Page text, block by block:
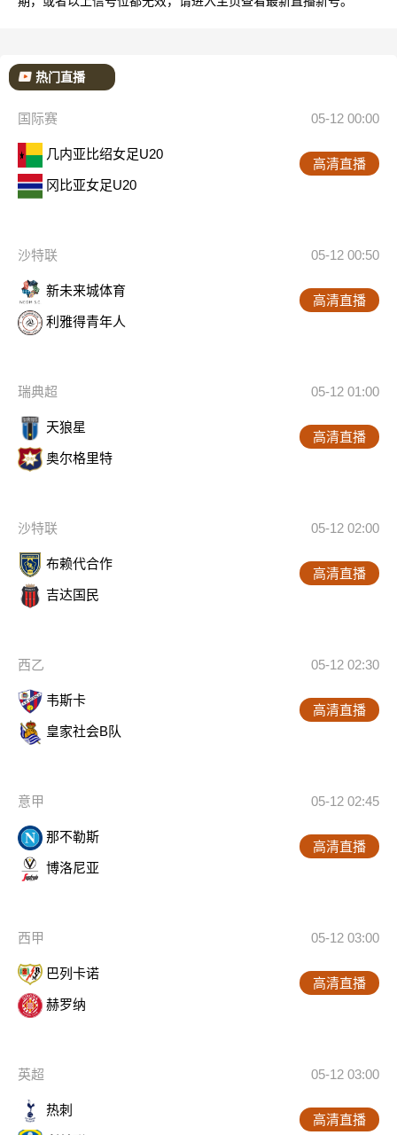
热门直播
国际赛 05-12 00:00
几内亚比绍女足U20
冈比亚女足U20
高清直播
沙特联 05-12 00:50
新未来城体育
利雅得青年人
高清直播
瑞典超 05-12 01:00
天狼星
奥尔格里特
高清直播
沙特联 05-12 02:00
布赖代合作
吉达国民
高清直播
西乙 05-12 02:30
韦斯卡
皇家社会B队
高清直播
意甲 05-12 02:45
那不勒斯
博洛尼亚
高清直播
西甲 05-12 03:00
巴列卡诺
赫罗纳
高清直播
英超 05-12 03:00
热刺
高清直播